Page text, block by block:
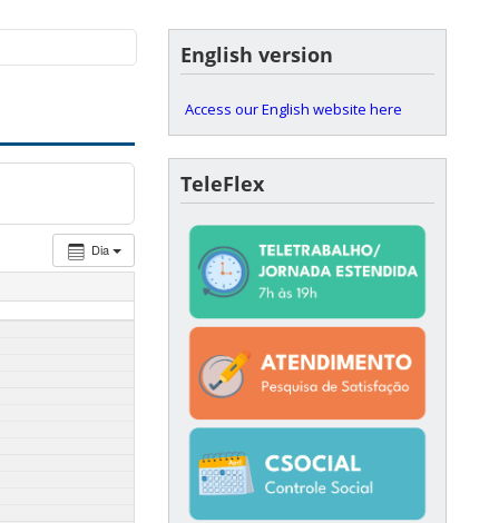
Dia
English version
Access our English website here
TeleFlex